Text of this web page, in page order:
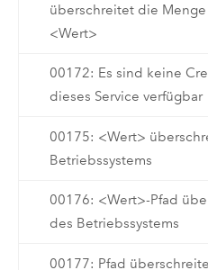
überschreitet die
<Wert>
00172: Es sind keine
dieses Service verfügbar
00175: <Wert>
Betriebssystems
00176: <Wert>-Pfad
des Betriebssystems
00177: Pfad